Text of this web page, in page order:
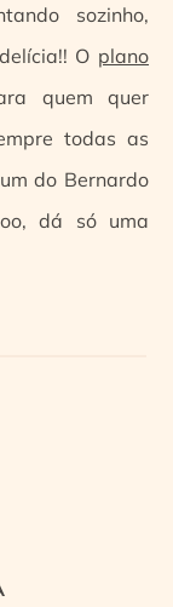
sozinho,
O plano
quem quer
todas as
do Bernardo
dá só uma